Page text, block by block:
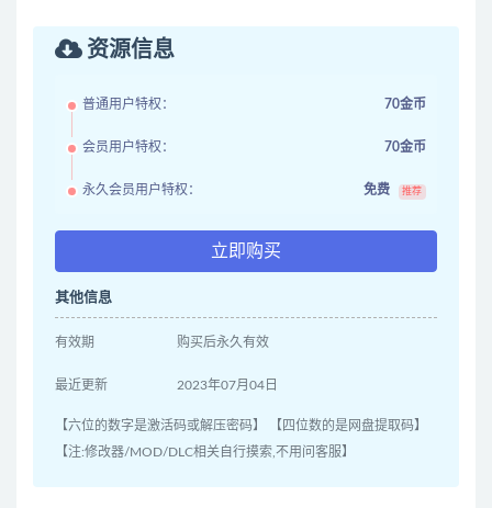
资源信息
普通用户特权： 70金币
会员用户特权： 70金币
永久会员用户特权： 免费 推荐
立即购买
其他信息
有效期 购买后永久有效
最近更新 2023年07月04日
【六位的数字是激活码或解压密码】 【四位数的是网盘提取码】
【注:修改器/MOD/DLC相关自行摸索,不用问客服】